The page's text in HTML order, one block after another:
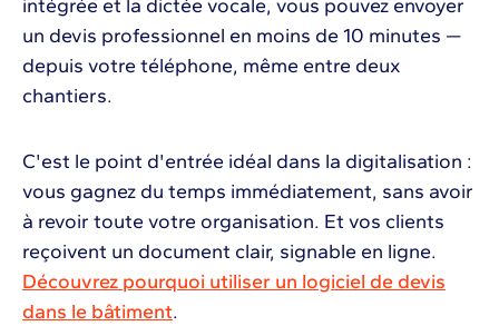
intégrée et la dictée vocale, vous pouvez envoyer
un devis professionnel en moins de 10 minutes —
depuis votre téléphone, même entre deux
chantiers.
C'est le point d'entrée idéal dans la digitalisation :
vous gagnez du temps immédiatement, sans avoir
à revoir toute votre organisation. Et vos clients
reçoivent un document clair, signable en ligne.
Découvrez pourquoi utiliser un logiciel de devis
dans le bâtiment.